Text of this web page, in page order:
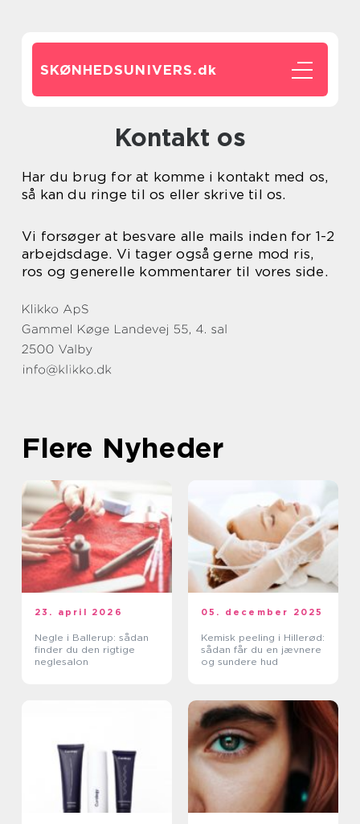
SKØNHEDSUNIVERS.dk
Kontakt os
Har du brug for at komme i kontakt med os,
så kan du ringe til os eller skrive til os.
Vi forsøger at besvare alle mails inden for 1-2
arbejdsdage. Vi tager også gerne mod ris,
ros og generelle kommentarer til vores side.
Flere Nyheder
23. april 2026
Negle i Ballerup: sådan
finder du den rigtige
neglesalon
05. december 2025
Kemisk peeling i Hillerød:
sådan får du en jævnere
og sundere hud